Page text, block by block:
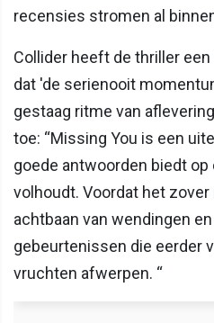
recensies stromen al
Collider heeft de thriller
dat 'de serienooit
gestaag ritme van
toe: “Missing You is een
goede antwoorden biedt
volhoudt. Voordat het
achtbaan van wendingen
gebeurtenissen die eerder
vruchten afwerpen. “